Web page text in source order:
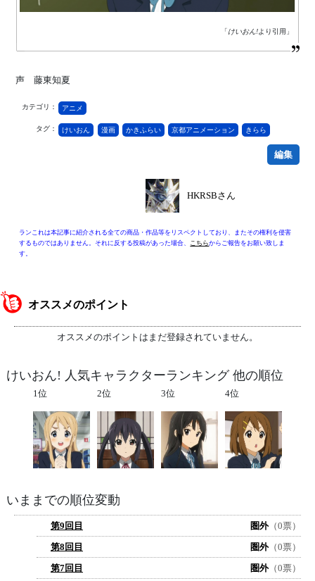
「けいおん!より引用」
声 藤東知夏
カテゴリ： アニメ
タグ： けいおん 漫画 かきふらい 京都アニメーション きらら
編集
HKRSBさん
ランこれは本記事に紹介される全ての商品・作品等をリスペクトしており、またその権利を侵害
するものではありません。それに反する投稿があった場合、
こちらからご報告をお願い致しま
す。
オススメのポイント
オススメのポイントはまだ登録されていません。
けいおん! 人気キャラクターランキング 他の順位
1位 2位 3位 4位
いままでの順位変動
第9回目 圏外（0票）
第8回目
圏外（0票）
第7回目
圏外（0票）